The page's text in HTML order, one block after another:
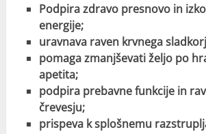
Podpira zdravo presnovo in
energije;
uravnava raven krvnega
pomaga zmanjševati željo po
apetita;
podpira prebavne funkcije in
črevesju;
prispeva k splošnemu